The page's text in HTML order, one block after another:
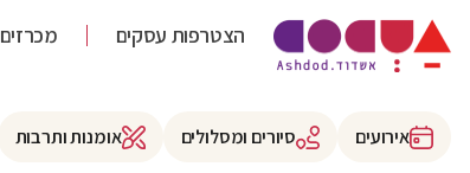
הצטרפות עסקים מכרזים
אירועים סיורים ומסלולים אומנות ותרבות